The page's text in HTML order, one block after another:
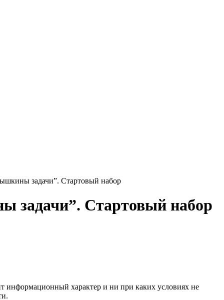
задачи”. Стартовый набор
задачи”. Стартовый набор
информационный характер и ни при каких условиях не